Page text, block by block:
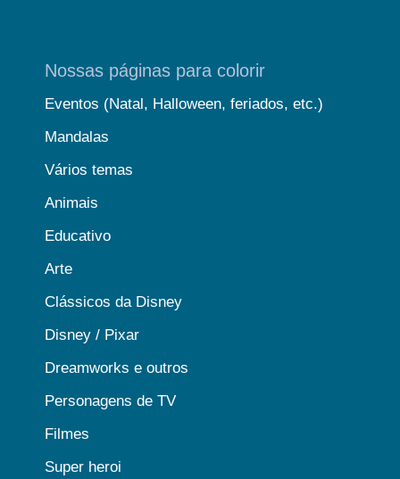
Nossas páginas para colorir
Eventos (Natal, Halloween, feriados, etc.)
Mandalas
Vários temas
Animais
Educativo
Arte
Clássicos da Disney
Disney / Pixar
Dreamworks e outros
Personagens de TV
Filmes
Super heroi